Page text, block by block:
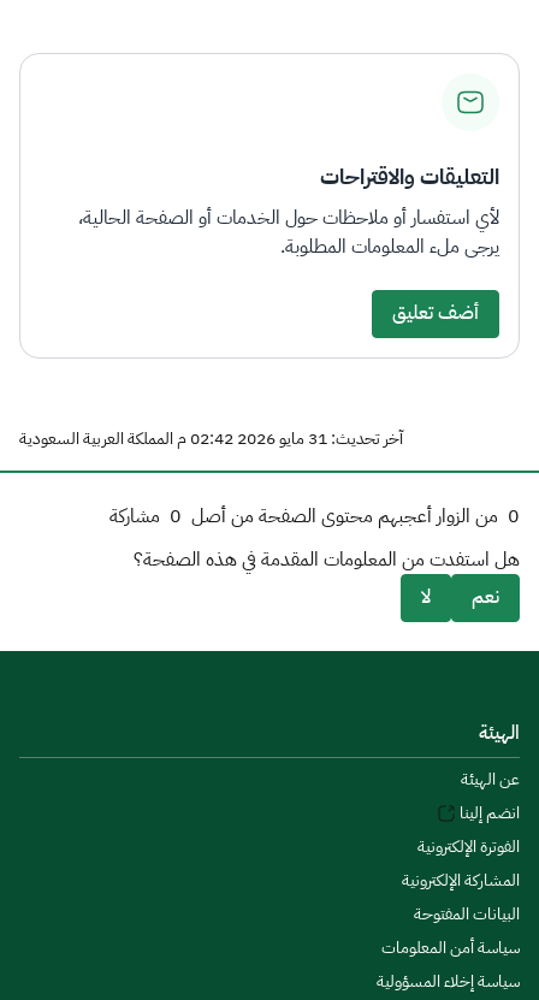
التعليقات والاقتراحات
لأي استفسار أو ملاحظات حول الخدمات أو الصفحة الحالية،
يرجى ملء المعلومات المطلوبة.
أضف تعليق
آخر تحديث: 31 مايو 2026 02:42 م المملكة العربية السعودية
0 من الزوار أعجبهم محتوى الصفحة من أصل 0 مشاركة
هل استفدت من المعلومات المقدمة في هذه الصفحة؟
نعم
لا
الهيئة
عن الهيئة
انضم إلينا
الفوترة الإلكترونية
المشاركة الإلكترونية
البيانات المفتوحة
سياسة أمن المعلومات
سياسة إخلاء المسؤولية